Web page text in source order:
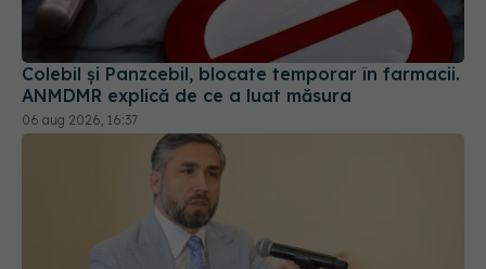
Colebil și Panzcebil, blocate temporar în farmacii.
ANMDMR explică de ce a luat măsura
06 aug 2026, 16:37